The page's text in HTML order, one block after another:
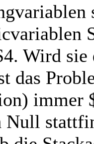
Wird sie
das
immer
Null